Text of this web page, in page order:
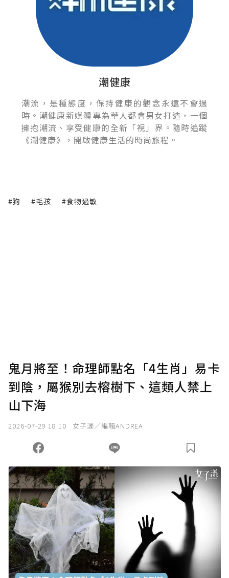
潮健康
潮流，是種態度，保持健康的觀念永遠不會過
時。潮健康新媒體專為華人都會男女打造，一個
擁抱潮流、享受健康的全新「視」界。隨時追蹤
《潮健康》，開啟健康生活的時尚旅程。
#狗 #毛孩 #食物過敏
鬼月將至！命理師點名「4生肖」易卡
到陰，屬猴別去榕樹下、這類人禁上
山下海
2026-07-29 18:10 女子漾／編輯ANDREA